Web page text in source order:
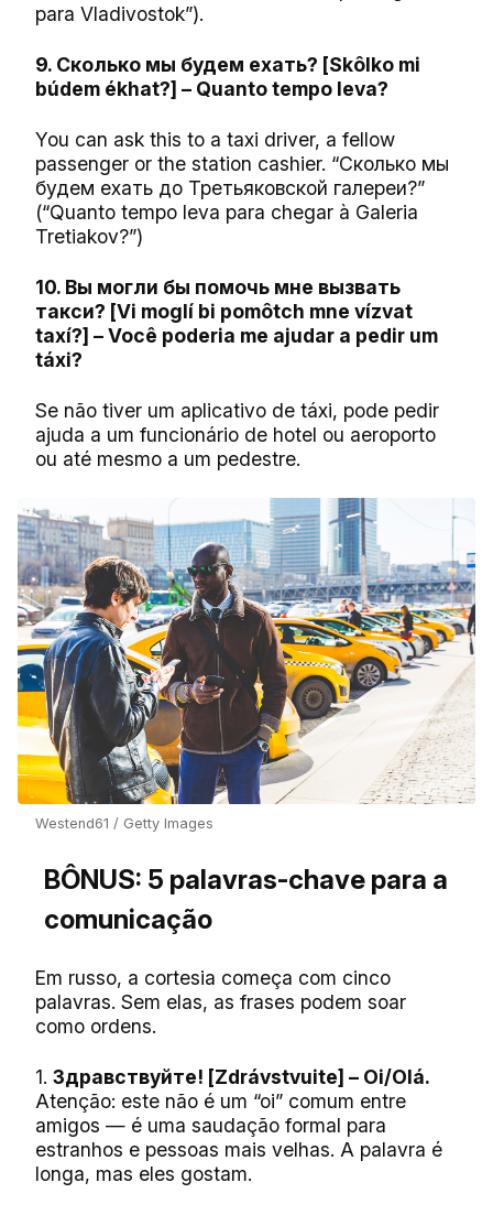
para Vladivostok”).
9. Сколько мы будем ехать? [Skôlko mi
búdem ékhat?] – Quanto tempo leva?
You can ask this to a taxi driver, a fellow
passenger or the station cashier. “Сколько мы
будем ехать до Третьяковской галереи?”
(“Quanto tempo leva para chegar à Galeria
Tretiakov?”)
10. Вы могли бы помочь мне вызвать
такси? [Vi moglí bi pomôtch mne vízvat
taxí?] – Você poderia me ajudar a pedir um
táxi?
Se não tiver um aplicativo de táxi, pode pedir
ajuda a um funcionário de hotel ou aeroporto
ou até mesmo a um pedestre.
Westend61 / Getty Images
BÔNUS: 5 palavras-chave para a
comunicação
Em russo, a cortesia começa com cinco
palavras. Sem elas, as frases podem soar
como ordens.
1. Здравствуйте! [Zdrávstvuite] – Oi/Olá.
Atenção: este não é um “oi” comum entre
amigos — é uma saudação formal para
estranhos e pessoas mais velhas. A palavra é
longa, mas eles gostam.